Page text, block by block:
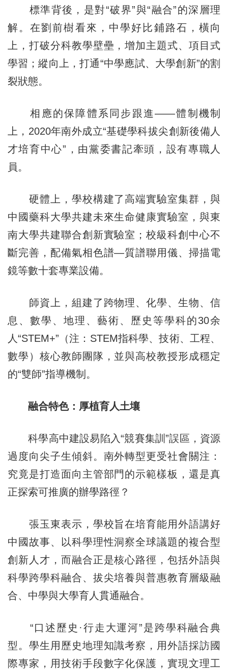
標準背後，是對“破界”與“融合”的深層理
解。在劉前樹看來，中學好比鋪路石，橫向
上，打破分科教學壁壘，增加主題式、項目式
學習；縱向上，打通“中學應試、大學創新”的割
裂狀態。
相應的保障體系同步跟進——體制機制
上，2020年南外成立“基礎學科拔尖創新後備人
才培育中心”，由黨委書記牽頭，設有專職人
員。
硬體上，學校構建了高端實驗室集群，與
中國藥科大學共建未來生命健康實驗室，與東
南大學共建聯合創新實驗室；校級科創中心不
斷完善，配備氣相色譜—質譜聯用儀、掃描電
鏡等數十套專業設備。
師資上，組建了跨物理、化學、生物、信
息、數學、地理、藝術、歷史等學科的30余
人“STEM+”（注：STEM指科學、技術、工程、
數學）核心教師團隊，並與高校教授形成穩定
的“雙師”指導機制。
融合特色：厚植育人土壤
科學高中建設易陷入“競賽集訓”誤區，資源
過度向尖子生傾斜。南外轉型更受社會關注：
究竟是打造面向主管部門的示範樣板，還是真
正探索可推廣的辦學路徑？
張玉東表示，學校旨在培育能用外語講好
中國故事、以科學理性洞察全球議題的複合型
創新人才，而融合正是核心路徑，包括外語與
科學跨學科融合、拔尖培養與普惠教育層級融
合、中學與大學育人貫通融合。
“口述歷史·行走大運河”是跨學科融合典
型。學生用歷史地理知識考察，用外語採訪國
際專家，用技術手段數字化保護，實現文理工